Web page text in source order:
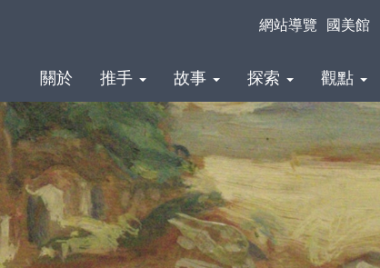
網站導覽 國美館
關於 推手 故事 探索 觀點